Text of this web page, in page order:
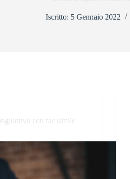
Iscritto: 5 Gennaio 2022
con fac simile